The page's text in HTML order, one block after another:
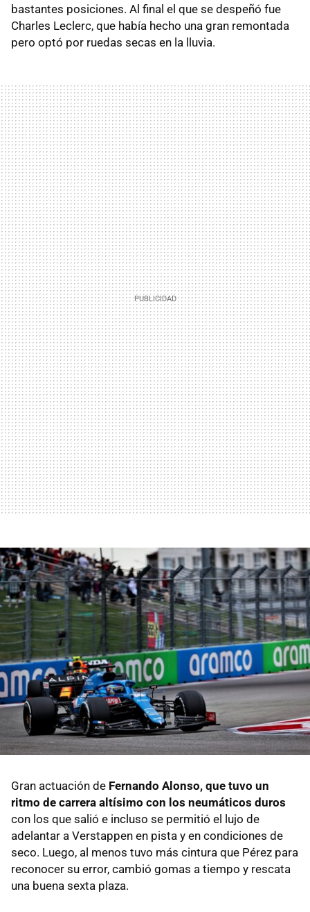
bastantes posiciones. Al final el que se despeñó fue
Charles Leclerc, que había hecho una gran remontada
pero optó por ruedas secas en la lluvia.
Gran actuación de Fernando Alonso, que tuvo un
ritmo de carrera altísimo con los neumáticos duros
con los que salió e incluso se permitió el lujo de
adelantar a Verstappen en pista y en condiciones de
seco. Luego, al menos tuvo más cintura que Pérez para
reconocer su error, cambió gomas a tiempo y rescata
una buena sexta plaza.